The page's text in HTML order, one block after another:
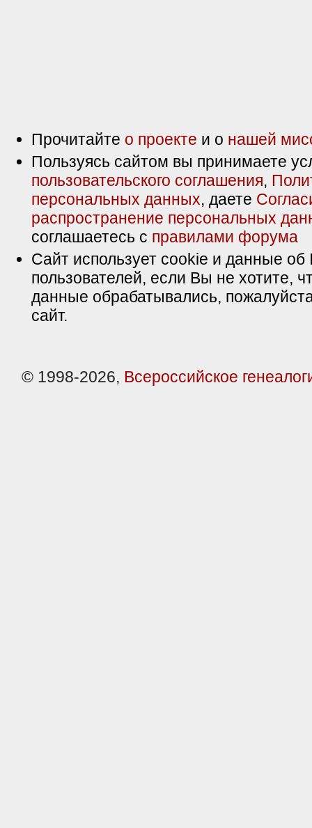
Прочитайте о проекте и о нашей
Пользуясь сайтом вы принимаете
пользовательского соглашения,
персональных данных, даете
распространение персональных
соглашаетесь с правилами форума
Сайт использует cookie и данные об
пользователей, если Вы не хотите,
данные обрабатывались,
сайт.
© 1998-2026, Всероссийское